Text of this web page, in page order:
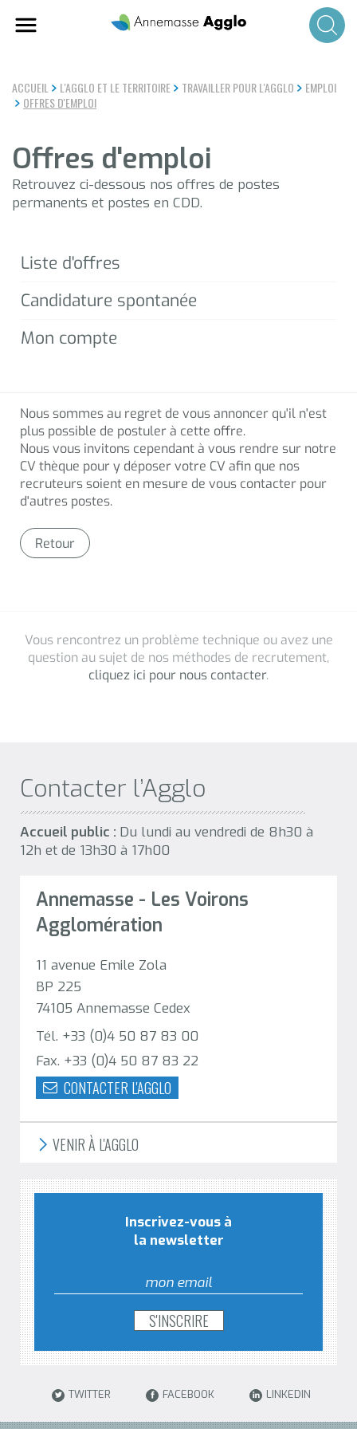
ACCUEIL L'AGGLO ET LE TERRITOIRE TRAVAILLER POUR L'AGGLO
EMPLOI
OFFRES D'EMPLOI
Offres d'emploi
Retrouvez ci-dessous nos offres de postes
permanents et postes en CDD.
Contacter l’Agglo
Accueil public : Du lundi au vendredi de 8h30 à
12h et de 13h30 à 17h00
Annemasse - Les Voirons
Agglomération
11 avenue Emile Zola
BP 225
74105 Annemasse Cedex
Tél. +33 (0)4 50 87 83 00
Fax. +33 (0)4 50 87 83 22
CONTACTER L'AGGLO
VENIR À L'AGGLO
Inscrivez-vous à
la newsletter
TWITTER FACEBOOK LINKEDIN